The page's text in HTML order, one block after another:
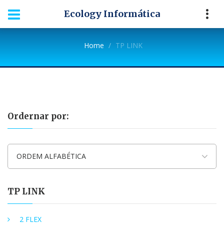
Ecology Informática
Home TP LINK
Ordernar por:
ORDEM ALFABÉTICA
TP LINK
2 FLEX